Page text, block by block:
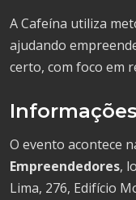
A Cafeína utiliza
ajudando
certo, com foco em
O evento acontece
Empreendedores,
Lima, 276, Edifício